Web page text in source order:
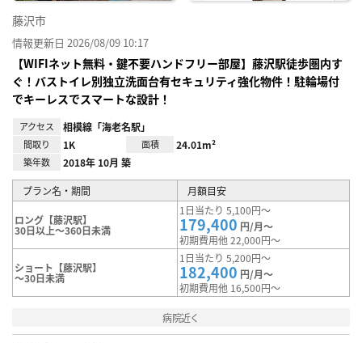
藤沢市
情報更新日 2026/08/09 10:17
【WIFIネット無料・鍵不要ハンドフリー部屋】藤沢駅徒歩圏内す
ぐ！バストイレ別独立洗面台有セキュリティ強化物件！駐輪場付
でキーレスでスマートな設計！
アクセス 相模線「海老名駅」
間取り 1K 面積 24.01m²
築年数 2018年 10月 築
プラン名・期間 月額目安
ロング【藤沢駅】
30日以上～360日未満
1日当たり 5,100円～
179,400 円/月～
初期費用他 22,000円～
ショート【藤沢駅】
～30日未満
1日当たり 5,200円～
182,400 円/月～
初期費用他 16,500円～
病院近く